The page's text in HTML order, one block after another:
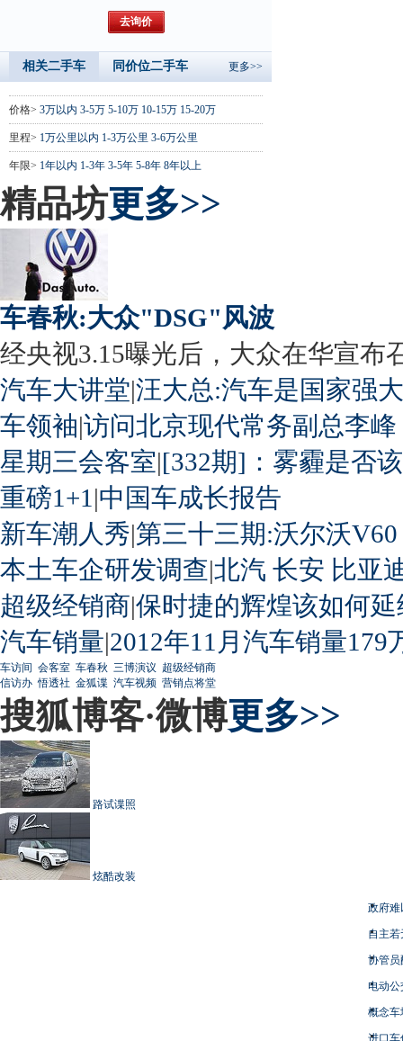
相关二手车 同价位二手车 更多>>
价格> 3万以内 3-5万 5-10万 10-15万 15-20万
里程> 1万公里以内 1-3万公里 3-6万公里
年限> 1年以内 1-3年 3-5年 5-8年 8年以上
精品坊更多>>
车春秋:大众"DSG"风波
经央视3.15曝光后，大众在华宣布
汽车大讲堂|汪大总:汽车是国家强
车领袖|访问北京现代常务副总李峰
星期三会客室|[332期]：雾霾是否
重磅1+1 |中国车成长报告
新车潮人秀|第三十三期:沃尔沃
本土车企研发调查|北汽 长安 比亚
超级经销商|保时捷的辉煌该如何延
汽车销量|2012年11月汽车销量179
车访间 会客室 车春秋 三博演议 超级经销商
信访办 悟透社 金狐谍 汽车视频 营销点将堂
搜狐博客·微博更多>>
路试谍照
炫酷改装
政府难
自主
协管员
电动
概念车
进口车